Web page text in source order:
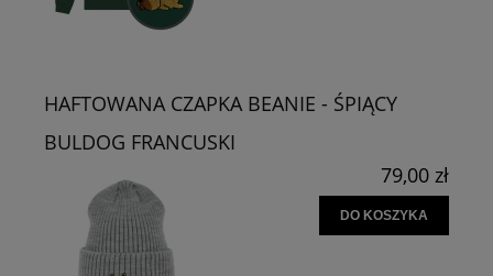
HAFTOWANA CZAPKA BEANIE - ŚPIĄCY
BULDOG FRANCUSKI
79,00 zł
DO KOSZYKA